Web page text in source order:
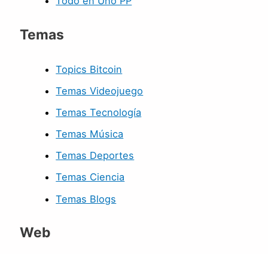
Temas
Topics Bitcoin
Temas Videojuego
Temas Tecnología
Temas Música
Temas Deportes
Temas Ciencia
Temas Blogs
Web